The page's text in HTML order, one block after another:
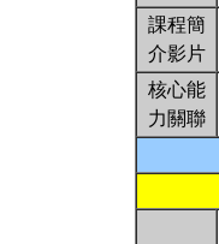
課程簡
介影片
核心能
力關聯